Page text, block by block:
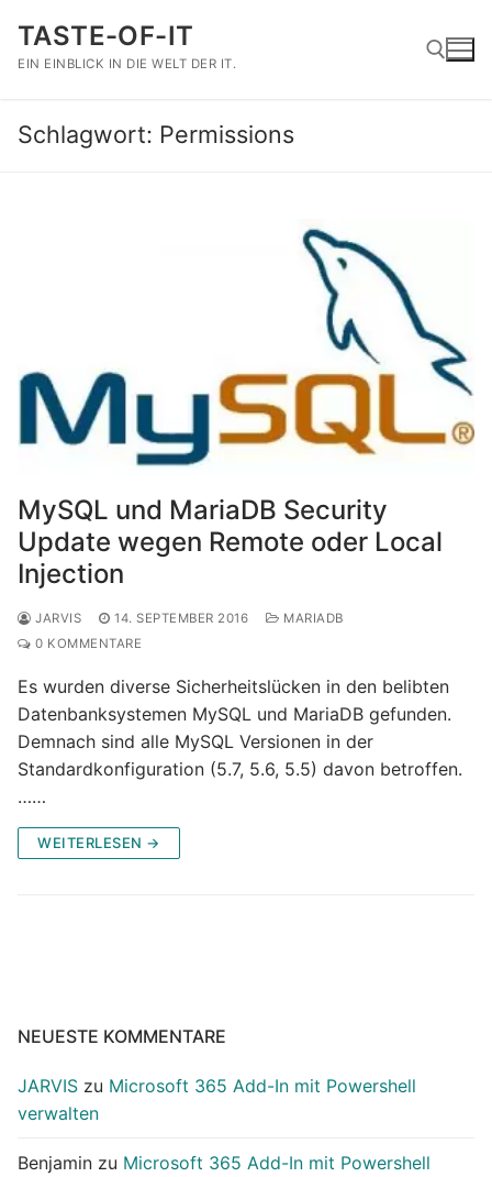
Inhalt
springen
TASTE-OF-IT
EIN EINBLICK IN DIE WELT DER IT.
Suchen nach:
Schlagwort: Permissions
MySQL und MariaDB Security
Update wegen Remote oder Local
Injection
JARVIS 14. SEPTEMBER 2016
MARIADB
0 KOMMENTARE
Es wurden diverse Sicherheitslücken in den belibten
Datenbanksystemen MySQL und MariaDB gefunden.
Demnach sind alle MySQL Versionen in der
Standardkonfiguration (5.7, 5.6, 5.5) davon betroffen.
……
WEITERLESEN →
NEUESTE KOMMENTARE
JARVIS zu Microsoft 365 Add-In mit Powershell
verwalten
Benjamin zu Microsoft 365 Add-In mit Powershell